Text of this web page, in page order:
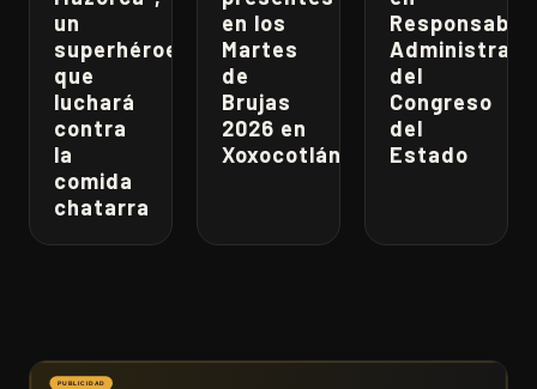
un
superhéroe
que
luchará
contra
la
comida
chatarra
en los
Martes
de
Brujas
2026 en
Xoxocotlán
del
Congreso
del
Estado